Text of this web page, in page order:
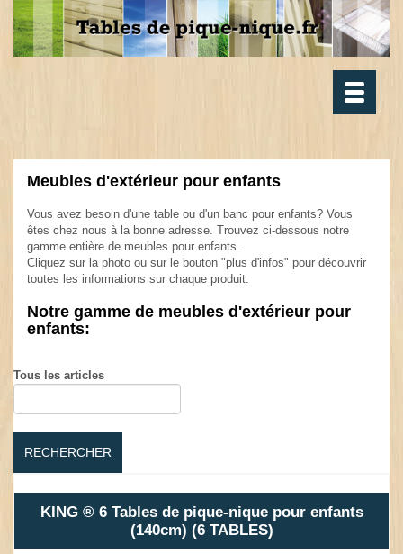
Toggle
Meubles d'extérieur pour enfants
Vous avez besoin d'une table ou d'un banc pour enfants? Vous
êtes chez nous à la bonne adresse. Trouvez ci-dessous notre
gamme entière de meubles pour enfants.
Cliquez sur la photo ou sur le bouton "plus d'infos" pour découvrir
toutes les informations sur chaque produit.
Notre gamme de meubles d'extérieur pour
enfants:
Tous les articles
RECHERCHER
KING ® 6 Tables de pique-nique pour enfants
(140cm) (6 TABLES)